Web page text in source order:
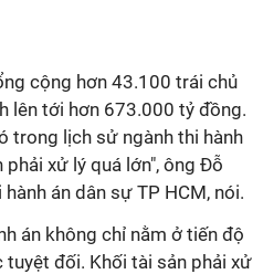
cộng hơn 43.100 trái chủ
lên tới hơn 673.000 tỷ đồng.
trong lịch sử ngành thi hành
xử lý quá lớn", ông Đỗ
án dân sự TP HCM, nói.
án không chỉ nằm ở tiến độ
tuyệt đối. Khối tài sản phải xử